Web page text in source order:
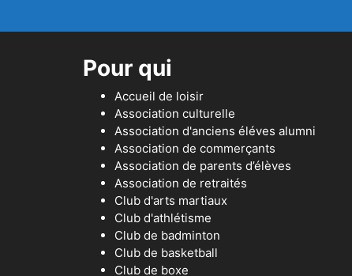
Pour qui
Accueil de loisir
Association culturelle
Association d'anciens éléves alumni
Association de commerçants
Association de parents d’élèves
Association de retraités
Club d'arts martiaux
Club d'athlétisme
Club de badminton
Club de basketball
Club de boxe